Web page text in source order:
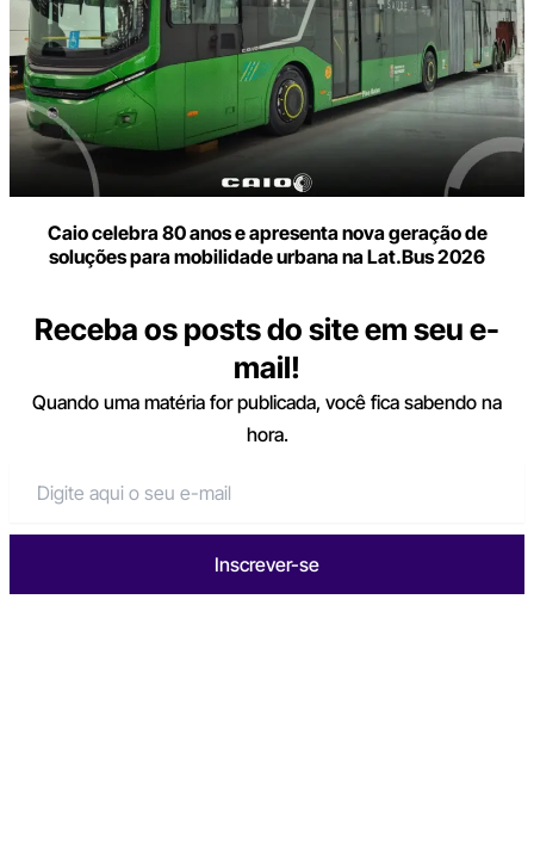
Caio celebra 80 anos e apresenta nova geração de
soluções para mobilidade urbana na Lat.Bus 2026
Receba os posts do site em seu e-
mail!
Quando uma matéria for publicada, você fica sabendo na
hora.
Inscrever-se